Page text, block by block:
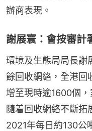
辦商表現。
謝展寰：會按審計
環境及生態局局長謝
餘回收網絡，全港回
增至現時逾1600個
隨着回收網絡不斷拓
2021年每日約130公